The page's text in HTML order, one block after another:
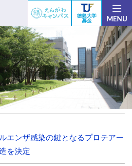
徳島大学
募金
MENU
エンザ感染の鍵となるプロテアー
を決定